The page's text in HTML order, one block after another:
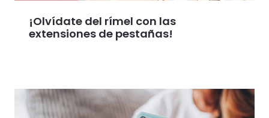
¡Olvídate del rímel con las
extensiones de pestañas!